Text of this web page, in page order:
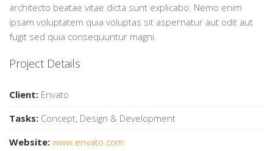
architecto beatae vitae dicta sunt explicabo. Nemo enim
ipsam voluptatem quia voluptas sit aspernatur aut odit aut
fugit sed quia consequuntur magni.
Project Details
Client: Envato
Tasks: Concept, Design & Development
Website: www.envato.com